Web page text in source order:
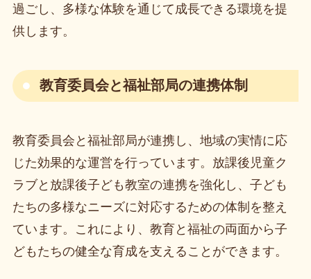
過ごし、多様な体験を通じて成長できる環境を提
供します。
教育委員会と福祉部局の連携体制
教育委員会と福祉部局が連携し、地域の実情に応
じた効果的な運営を行っています。放課後児童ク
ラブと放課後子ども教室の連携を強化し、子ども
たちの多様なニーズに対応するための体制を整え
ています。これにより、教育と福祉の両面から子
どもたちの健全な育成を支えることができます。